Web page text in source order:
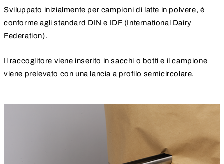
Sviluppato inizialmente per campioni di latte in polvere, è
conforme agli standard DIN e IDF (International Dairy
Federation).
Il raccoglitore viene inserito in sacchi o botti e il campione
viene prelevato con una lancia a profilo semicircolare.